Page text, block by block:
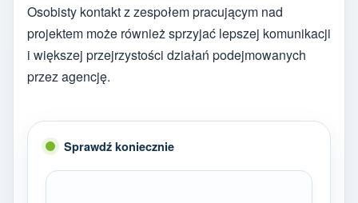
Osobisty kontakt z zespołem pracującym nad
projektem może również sprzyjać lepszej komunikacji
i większej przejrzystości działań podejmowanych
przez agencję.
Sprawdź koniecznie